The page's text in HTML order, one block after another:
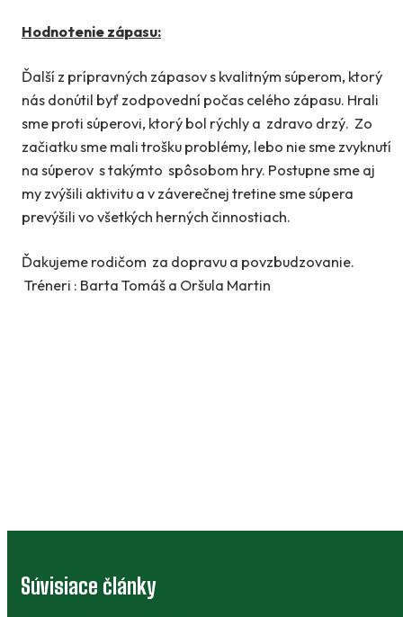
Hodnotenie zápasu:
Ďalší z prípravných zápasov s kvalitným súperom, ktorý
nás donútil byť zodpovední počas celého zápasu. Hrali
sme proti súperovi, ktorý bol rýchly a zdravo drzý. Zo
začiatku sme mali trošku problémy, lebo nie sme zvyknutí
na súperov s takýmto spôsobom hry. Postupne sme aj
my zvýšili aktivitu a v záverečnej tretine sme súpera
prevýšili vo všetkých herných činnostiach.
Ďakujeme rodičom za dopravu a povzbudzovanie.
Tréneri : Barta Tomáš a Oršula Martin
Súvisiace články